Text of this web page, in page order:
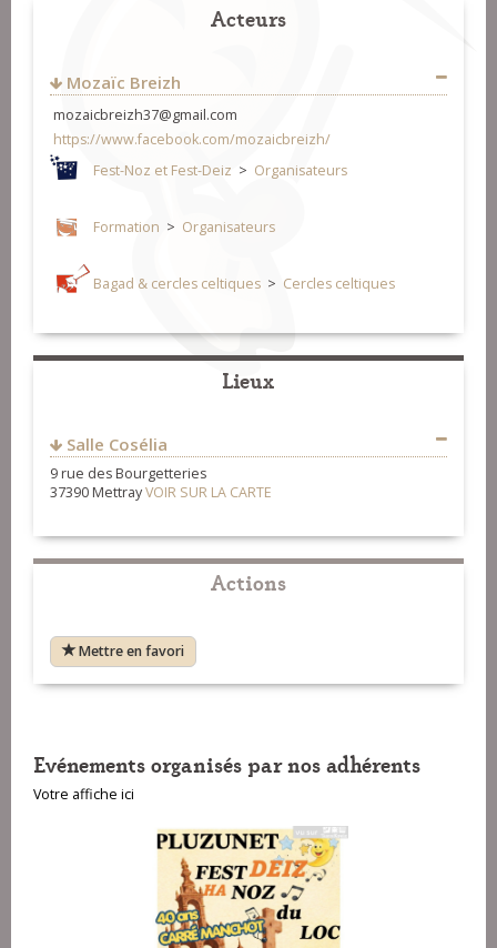
Acteurs
Mozaïc Breizh
mozaicbreizh37@gmail.com
https://www.facebook.com/mozaicbreizh/
Fest-Noz et Fest-Deiz > Organisateurs
Formation > Organisateurs
Bagad & cercles celtiques > Cercles celtiques
Lieux
Salle Cosélia
9 rue des Bourgetteries
37390 MettrayVOIR SUR LA CARTE
Actions
Mettre en favori
Evénements organisés par nos adhérents
Votre affiche ici